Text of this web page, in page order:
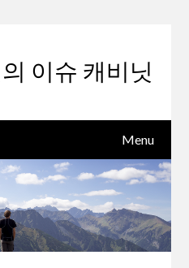
이슈 캐비닛
Menu